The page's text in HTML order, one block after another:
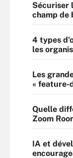
Sécuriser
champ de
4 types
les
Les
« feature-
Quelle
Zoom
IA et